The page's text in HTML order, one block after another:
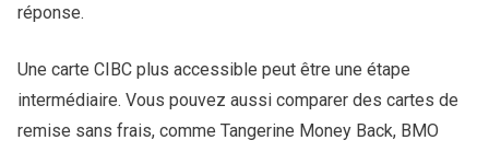
réponse.
Une carte CIBC plus accessible peut être une étape
intermédiaire. Vous pouvez aussi comparer des cartes de
remise sans frais, comme Tangerine Money Back, BMO